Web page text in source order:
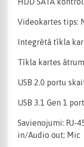
Videokartes tips:
Integrētā tīkla
Tīkla kartes
USB 2.0 portu
USB 3.1 Gen 1
Savienojumi: RJ-
in/Audio out; Mic